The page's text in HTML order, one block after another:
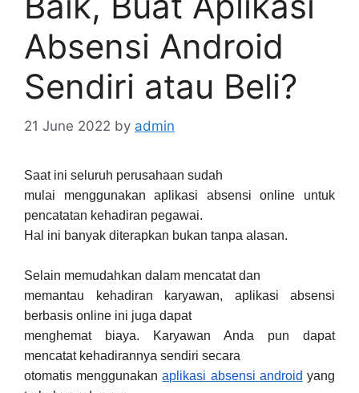
Absensi Android
Sendiri atau Beli?
21 June 2022 by admin
Saat ini seluruh perusahaan sudah
mulai menggunakan aplikasi absensi online untuk
pencatatan kehadiran pegawai.
Hal ini banyak diterapkan bukan tanpa alasan.
Selain memudahkan dalam mencatat dan
memantau kehadiran karyawan, aplikasi absensi
berbasis online ini juga dapat
menghemat biaya. Karyawan Anda pun dapat
mencatat kehadirannya sendiri secara
otomatis menggunakanaplikasi absensi android yang